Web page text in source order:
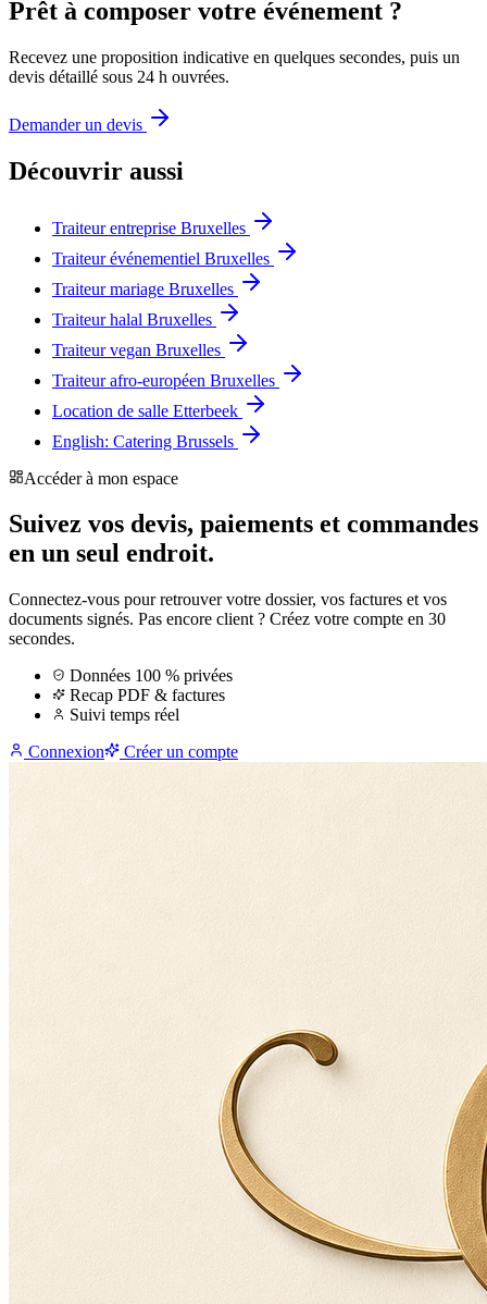
Prêt à composer votre événement ?
Recevez une proposition indicative en quelques secondes, puis un
devis détaillé sous 24 h ouvrées.
Demander un devis
Découvrir aussi
Traiteur entreprise Bruxelles
Traiteur événementiel Bruxelles
Traiteur mariage Bruxelles
Traiteur halal Bruxelles
Traiteur vegan Bruxelles
Traiteur afro-européen Bruxelles
Location de salle Etterbeek
English: Catering Brussels
Accéder à mon espace
Suivez vos devis, paiements et commandes
en un seul endroit.
Connectez-vous pour retrouver votre dossier, vos factures et vos
documents signés. Pas encore client ? Créez votre compte en 30
secondes.
Données 100 % privées
Recap PDF & factures
Suivi temps réel
Connexion
Créer un compte